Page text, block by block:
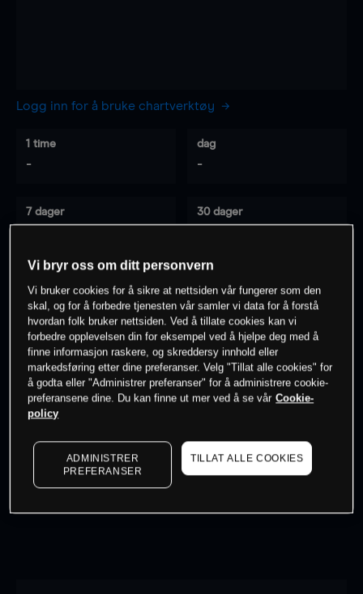
Logg inn for å bruke chartverktøy
1 time
-
dag
-
7 dager 30 dager
0% av kunder erpå dette instrumentet
Søk om konto
Kursene er veiledende. to see latest market data
Vi bryr oss om ditt personvern
Vi bruker cookies for å sikre at nettsiden vår fungerer som den
skal, og for å forbedre tjenesten vår samler vi data for å forstå
hvordan folk bruker nettsiden. Ved å tillate cookies kan vi
forbedre opplevelsen din for eksempel ved å hjelpe deg med å
finne informasjon raskere, og skreddersy innhold eller
markedsføring etter dine preferanser. Velg "Tillat alle cookies" for
å godta eller "Administrer preferanser" for å administrere cookie-
preferansene dine. Du kan finne ut mer ved å se vår Cookie-
policy
ADMINISTRER
PREFERANSER
TILLAT ALLE COOKIES